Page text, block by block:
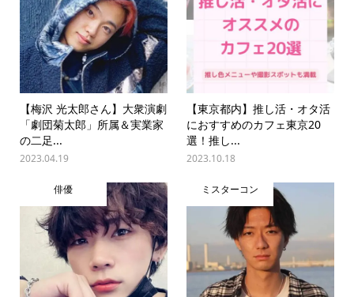
【梅沢 光太郎さん】大衆演劇
「劇団菊太郎」所属＆実業家
の二足...
2023.04.19
【東京都内】推し活・オタ活
におすすめのカフェ東京20
選！推し...
2023.10.18
俳優 ミスターコン